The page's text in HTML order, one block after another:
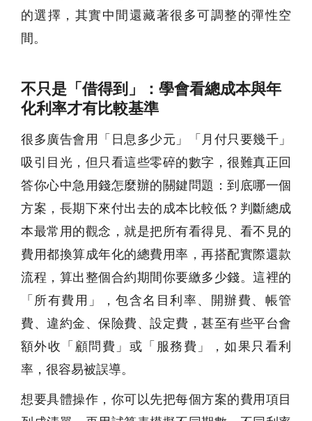
的選擇，其實中間還藏著很多可調整的彈性空
間。
不只是「借得到」：學會看總成本與年
化利率才有比較基準
很多廣告會用「日息多少元」「月付只要幾千」
吸引目光，但只看這些零碎的數字，很難真正回
答你心中急用錢怎麼辦的關鍵問題：到底哪一個
方案，長期下來付出去的成本比較低？判斷總成
本最常用的觀念，就是把所有看得見、看不見的
費用都換算成年化的總費用率，再搭配實際還款
流程，算出整個合約期間你要繳多少錢。這裡的
「所有費用」，包含名目利率、開辦費、帳管
費、違約金、保險費、設定費，甚至有些平台會
額外收「顧問費」或「服務費」，如果只看利
率，很容易被誤導。
想要具體操作，你可以先把每個方案的費用項目